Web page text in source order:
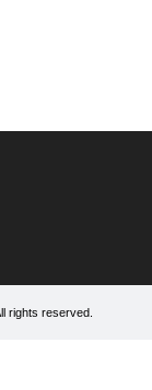
rights reserved.